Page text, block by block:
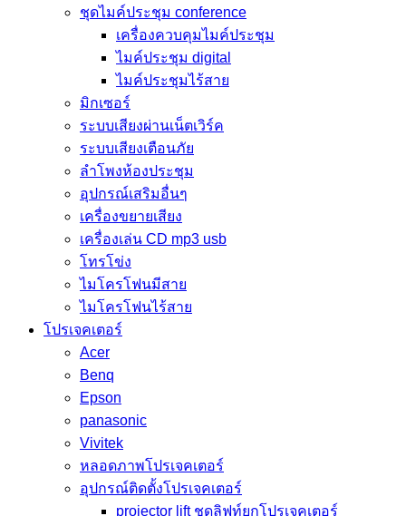
ชุดไมค์ประชุม conference
เครื่องควบคุมไมค์ประชุม
ไมค์ประชุม digital
ไมค์ประชุมไร้สาย
มิกเซอร์
ระบบเสียงผ่านเน็ตเวิร์ค
ระบบเสียงเตือนภัย
ลำโพงห้องประชุม
อุปกรณ์เสริมอื่นๆ
เครื่องขยายเสียง
เครื่องเล่น CD mp3 usb
โทรโข่ง
ไมโครโฟนมีสาย
ไมโครโฟนไร้สาย
โปรเจคเตอร์
Acer
Benq
Epson
panasonic
Vivitek
หลอดภาพโปรเจคเตอร์
อุปกรณ์ติดตั้งโปรเจคเตอร์
projector lift ชุดลิฟท์ยกโปรเจคเตอร์